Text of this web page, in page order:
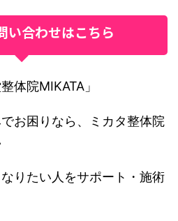
い合わせはこちら
体院MIKATA」
お困りなら、ミカタ整体院
りたい人をサポート・施術